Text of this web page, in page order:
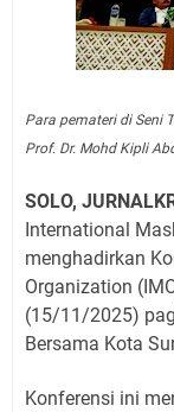
Para pemateri di Seni
Prof. Dr. Mohd Kipli
SOLO,
International
menghadirkan
Organization
(15/11/2025)
Bersama Kota
Konferensi ini